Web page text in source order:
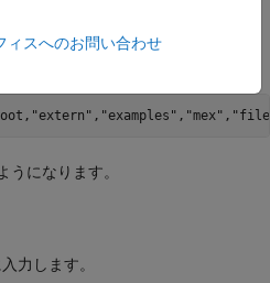
"extern" , "examples" , "mex" ,
うになります。
力します。
ィスへのお問い合わせ